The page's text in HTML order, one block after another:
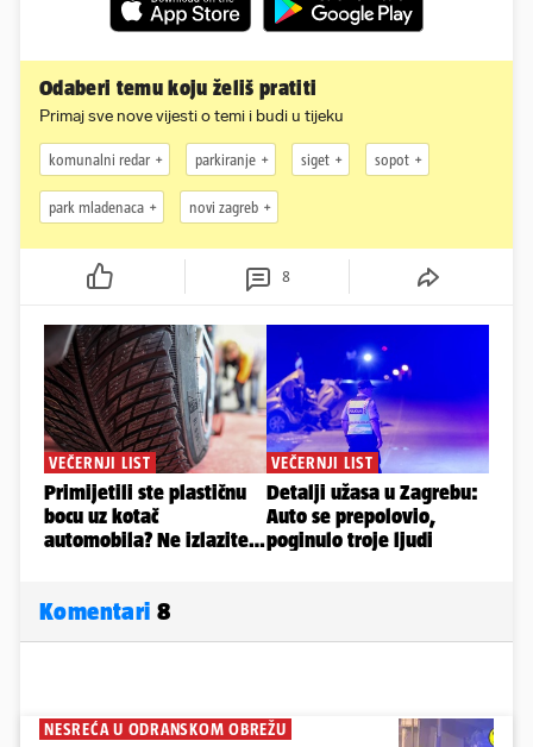
Odaberi temu koju želiš pratiti
Primaj sve nove vijesti o temi i budi u tijeku
komunalni redar parkiranje siget sopot
park mladenaca novi zagreb
8
Komentari 8
NESREĆA U ODRANSKOM OBREŽU